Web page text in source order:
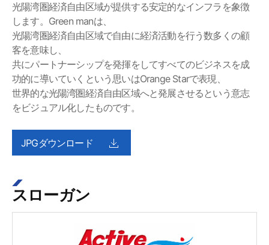
光陽湾圏経済自由区域が提供する安定的なインフラを象徴
します。Green manは、
光陽湾圏経済自由区域で自由に経済活動を行う数多くの顧
客を意味し、
共にパートナーシップを発揮をしてすべてのビジネスを成
功的に導いていくという思いはOrange Starで表現、
世界的な光陽湾圏経済自由区域へと発展させるという意志
をビジュアル化したものです。
JPGダウンロード
スローガン